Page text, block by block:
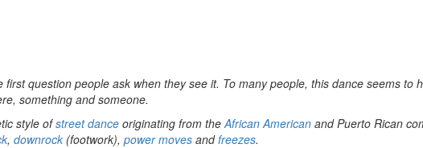
question people ask when they see it. To many people, this dance seems to
something and someone.
style ofstreet dance originating from the African American and Puerto Rican
, downrock (footwork), power moves andfreezes.